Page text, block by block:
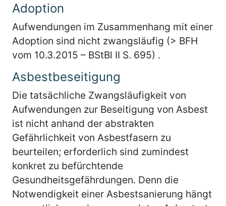
Adoption
Aufwendungen im Zusammenhang mit einer
Adoption sind nicht zwangsläufig (> BFH
vom 10.3.2015 – BStBl II S. 695) .
Asbestbeseitigung
Die tatsächliche Zwangsläufigkeit von
Aufwendungen zur Beseitigung von Asbest
ist nicht anhand der abstrakten
Gefährlichkeit von Asbestfasern zu
beurteilen; erforderlich sind zumindest
konkret zu befürchtende
Gesundheitsgefährdungen. Denn die
Notwendigkeit einer Asbestsanierung hängt